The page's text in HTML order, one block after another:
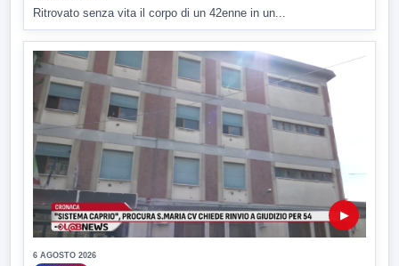
Ritrovato senza vita il corpo di un 42enne in un...
▶
6 AGOSTO 2026